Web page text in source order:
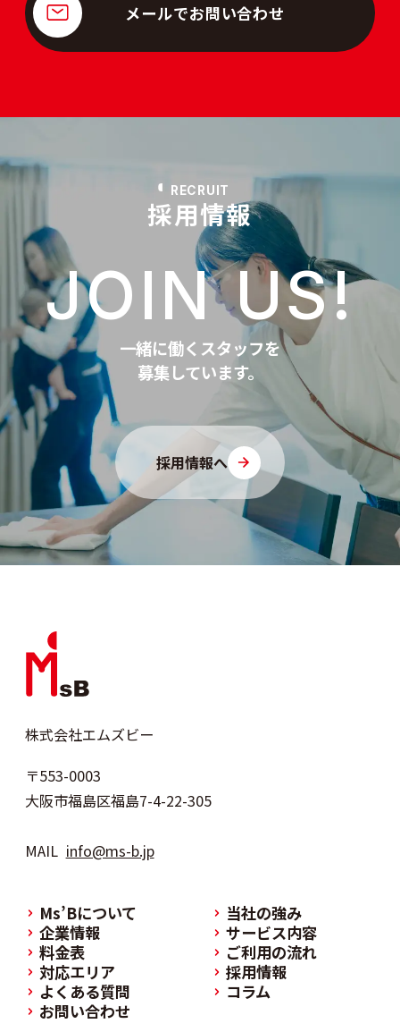
メールでお問い合わせ
採用情報
RECRUIT
JOIN US!
一緒に働くスタッフを
募集しています。
採用情報へ
株式会社エムズビー
〒553-0003
大阪市福島区福島7-4-22-305
MAIL info@ms-b.jp
Ms’Bについて
当社の強み
企業情報
サービス内容
料金表
ご利用の流れ
対応エリア
採用情報
よくある質問
コラム
お問い合わせ